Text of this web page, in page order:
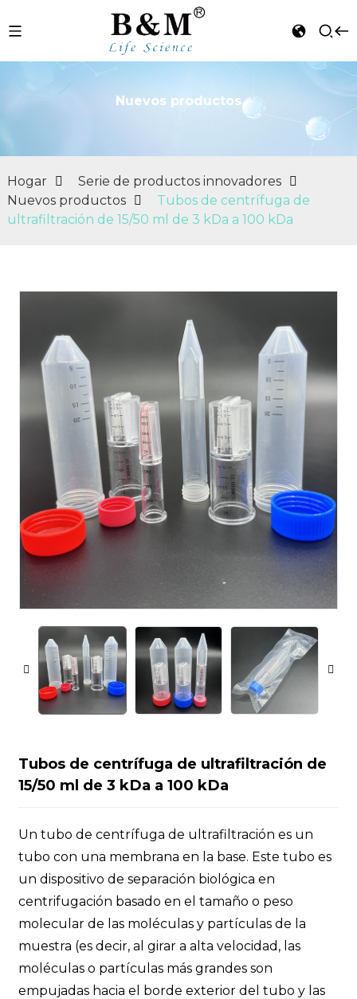
Nuevos productos
Hogar
Serie de productos innovadores
Nuevos productos
Tubos de centrífuga de
ultrafiltración de 15/50 ml de 3 kDa a 100 kDa
Tubos de centrífuga de ultrafiltración de
15/50 ml de 3 kDa a 100 kDa
Un tubo de centrífuga de ultrafiltración es un
tubo con una membrana en la base. Este tubo es
un dispositivo de separación biológica en
centrifugación basado en el tamaño o peso
molecular de las moléculas y partículas de la
muestra (es decir, al girar a alta velocidad, las
moléculas o partículas más grandes son
empujadas hacia el borde exterior del tubo y las